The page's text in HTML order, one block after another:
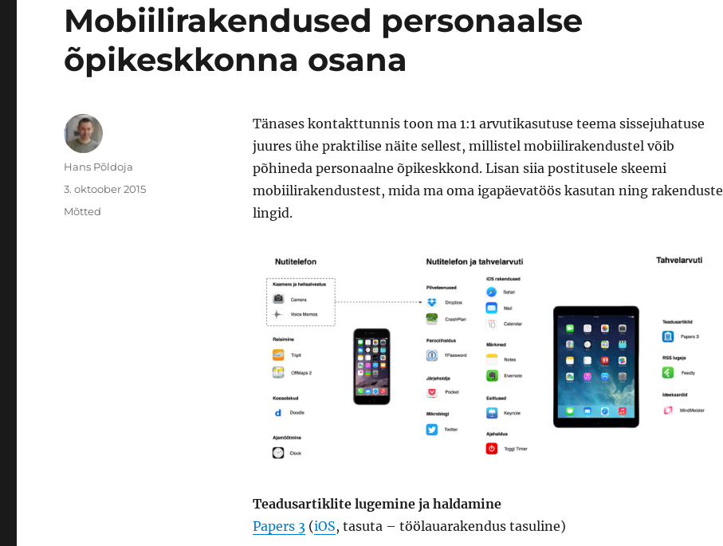
Mobiilirakendused personaalse
õpikeskkonna osana
Tänases kontakttunnis toon ma 1:1 arvutikasutuse teema sissejuhatuse
juures ühe praktilise näite sellest, millistel mobiilirakendustel võib
põhineda personaalne õpikeskkond. Lisan siia postitusele skeemi
mobiilirakendustest, mida ma oma igapäevatöös kasutan ning rakenduste
lingid.
Teadusartiklite lugemine ja haldamine
Papers 3(iOS, tasuta – töölauarakendus tasuline)
Autor
Hans Põldoja
Postitatud
3. oktoober 2015
Rubriigid
Mõtted